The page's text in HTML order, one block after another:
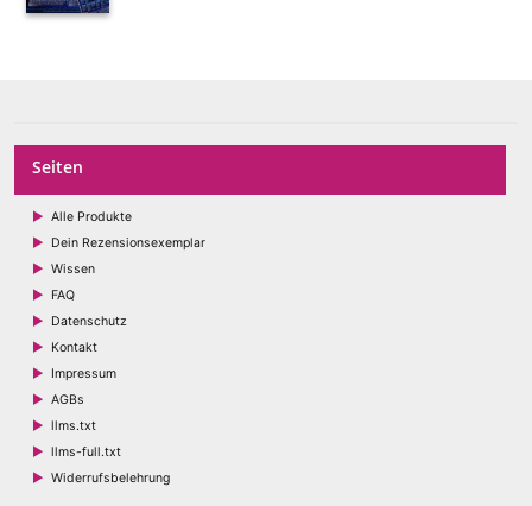
Seiten
Alle Produkte
Dein Rezensionsexemplar
Wissen
FAQ
Datenschutz
Kontakt
Impressum
AGBs
llms.txt
llms-full.txt
Widerrufsbelehrung